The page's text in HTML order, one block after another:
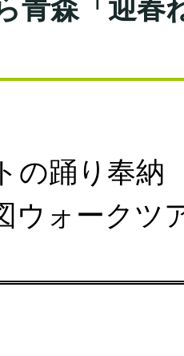
青森「迎春
の踊り奉納
ウォークツ